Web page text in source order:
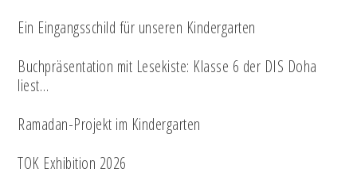
Ein Eingangsschild für unseren Kindergarten
Buchpräsentation mit Lesekiste: Klasse 6 der DIS Doha
liest…
Ramadan-Projekt im Kindergarten
TOK Exhibition 2026